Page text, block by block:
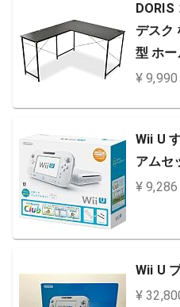
DORIS
デスク
型 ホー
ブラッ
¥ 9,990
Wii U
アムセ
¥ 9,286
Wii U
¥